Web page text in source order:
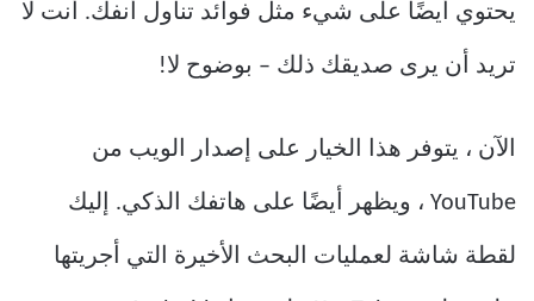
يحتوي أيضًا على شيء مثل فوائد تناول أنفك. أنت لا
تريد أن يرى صديقك ذلك – بوضوح لا!
الآن ، يتوفر هذا الخيار على إصدار الويب من
YouTube ، ويظهر أيضًا على هاتفك الذكي. إليك
لقطة شاشة لعمليات البحث الأخيرة التي أجريتها